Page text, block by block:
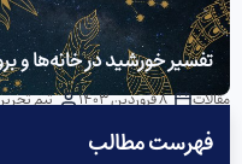
تفسیر خورشید در ‌خانه‌ها و
مقالات 8 فروردین 1403 تیم
فهرست مطالب